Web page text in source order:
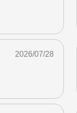
2026/07/28